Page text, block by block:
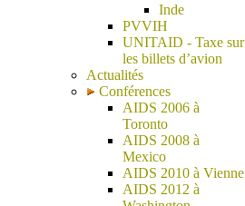
Inde
PVVIH
UNITAID - Taxe sur
les billets d’avion
Actualités
Conférences
AIDS 2006 à
Toronto
AIDS 2008 à
Mexico
AIDS 2010 à Vienne
AIDS 2012 à